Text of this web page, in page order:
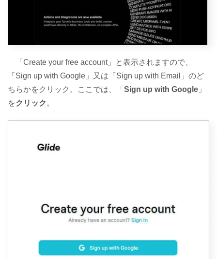
「Create your free account」と表示されますので、
「Sign up with Google」又は「Sign up with Email」のど
ちらかをクリック。ここでは、「 Sign up with Google 」
をクリック 。